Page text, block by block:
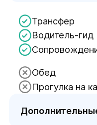
Трансфер
Водитель-гид
Обед
Прогулка на